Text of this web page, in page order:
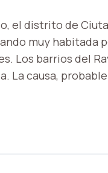
el distrito de
muy habitada
Los barrios del
La causa,